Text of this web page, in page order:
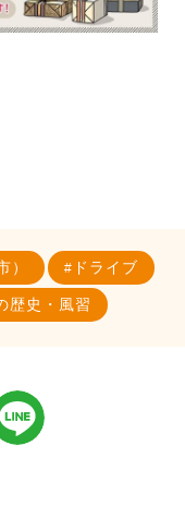
） ドライブ
歴史・風習